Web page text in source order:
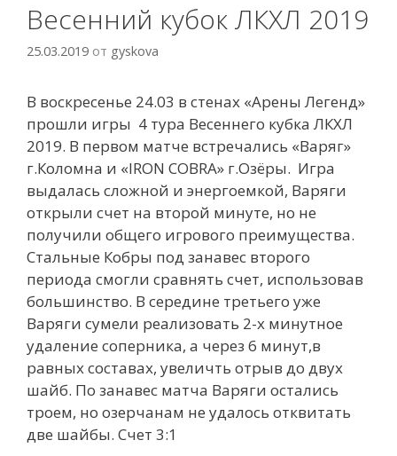
Весенний кубок ЛКХЛ 2019
25.03.2019 от gyskova
В воскресенье 24.03 в стенах «Арены Легенд»
прошли игры 4 тура Весеннего кубка ЛКХЛ
2019. В первом матче встречались «Варяг»
г.Коломна и «IRON COBRA» г.Озёры. Игра
выдалась сложной и энергоемкой, Варяги
открыли счет на второй минуте, но не
получили общего игрового преимущества.
Стальные Кобры под занавес второго
периода смогли сравнять счет, использовав
большинство. В середине третьего уже
Варяги сумели реализовать 2-х минутное
удаление соперника, а через 6 минут,в
равных составах, увеличть отрыв до двух
шайб. По занавес матча Варяги остались
троем, но озерчанам не удалось отквитать
две шайбы. Счет 3:1